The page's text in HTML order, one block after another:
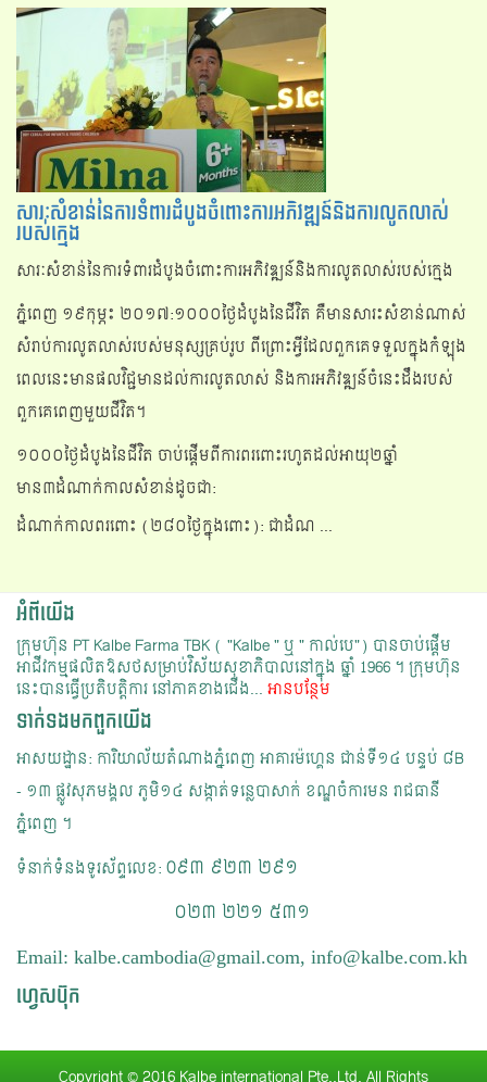
សារៈសំខាន់នៃការទំពារដំបូងចំពោះការអភិវឌ្ឍន៍និងការលូតលាស់
របស់ក្មេង
សារៈសំខាន់នៃការទំពារដំបូងចំពោះការអភិវឌ្ឍន៍និងការលូតលាស់របស់ក្មេង
ភ្នំពេញ ១៩កុម្ភះ ២០១៧:១០០០ថ្ងៃដំបូងនៃជីវិត គឺមានសារះសំខាន់ណាស់
សំរាប់ការលូតលាស់របស់មនុស្សគ្រប់រូប ពីព្រោះអ្វីដែលពួកគេទទួលក្នុងកំឡុង
ពេលនេះមានផលវិជ្ជមានដល់ការលូតលាស់ និងការអភិវឌ្ឍន៍ចំនេះដឹងរបស់
ពួកគេពេញមួយជីវិត។
១០០០ថ្ងៃដំបូងនៃជីវិត​ ចាប់ផ្តើមពីការពរពោះរហូតដល់អាយុ២ឆ្នាំ
មាន៣ដំណាក់កាលសំខាន់ដូចជា:
ដំណាក់កាលពរពោះ (២៨០ថ្ងៃក្នុងពោះ): ជាដំណ ...
អំពីយើង
ក្រុមហ៊ុន PT Kalbe Farma TBK ( "Kalbe " ឬ " កាល់បេ") បានចាប់ផ្ដើម
អាជីវកម្មផលិតឱសថសម្រាប់វិស័យសុខាភិបាលនៅក្នុង ឆ្នាំ 1966 ។​ ក្រុមហ៊ុន
នេះបានធ្វើប្រតិបត្តិការ នៅភាគខាងជើង... អានបន្ថែម
ទាក់ទង​មក​ពួក​យើង
អាសយដ្ឋាន: ការិយាល័យ​តំណាងភ្នំពេញ អាគារម៉ហ្គេន​ ជាន់ទី១៤ បន្ទប់ ៨B
- ១៣​ ផ្លូវសុភមង្គល ភូមិ១៤ សង្កាត់ទន្លេបាសាក់ ខណ្ឌចំការមន រាជធានី
ភ្នំពេញ ។​
ទំនាក់ទំនងទូរស័ព្ទលេខ: 0៩៣​ ៩២៣ ២៩១
​​​​​​​​ ០២៣ ២២១ ៥៣១
Email: kalbe.cambodia@gmail.com, info@kalbe.com.kh
ហ្វេសប៊ុក